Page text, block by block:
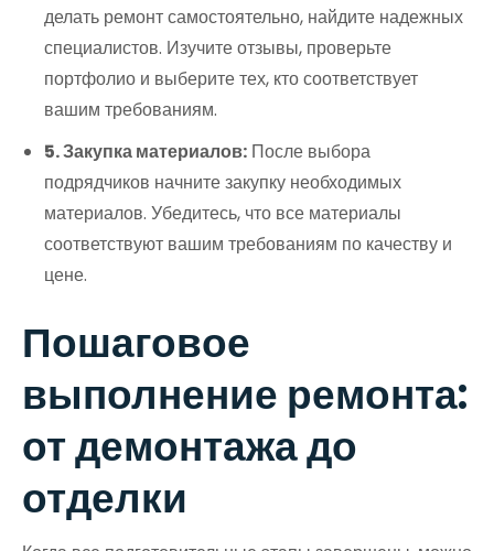
делать ремонт самостоятельно, найдите надежных
специалистов. Изучите отзывы, проверьте
портфолио и выберите тех, кто соответствует
вашим требованиям.
5. Закупка материалов: После выбора
подрядчиков начните закупку необходимых
материалов. Убедитесь, что все материалы
соответствуют вашим требованиям по качеству и
цене.
Пошаговое
выполнение ремонта:
от демонтажа до
отделки